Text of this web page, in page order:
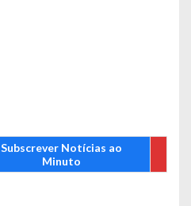
Subscrever Notícias ao
Minuto